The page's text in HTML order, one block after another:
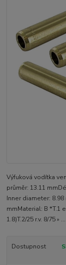
Výfuková vodítka
průměr: 13.11
Inner diameter:
mmMaterial: B *T.1
1.8)T.2/25 r.v. 8/75 » ...
Dostupnost